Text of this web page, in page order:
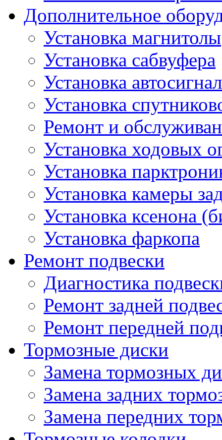
Дополнительное
Установка магнитолы
Установка сабвуфера
Установка
Установка
Ремонт и
Установка ходовых
Установка
Установка камеры
Установка ксенона
Установка фаркопа
Ремонт подвески
Диагностика
Ремонт задней
Ремонт передней
Тормозные диски
Замена тормозных
Замена задних
Замена передних